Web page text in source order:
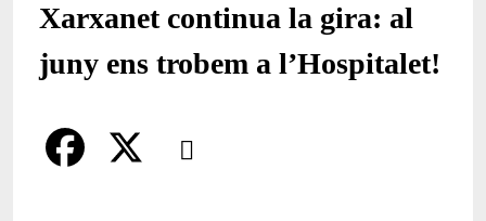
Xarxanet continua la gira: al
juny ens trobem a l’Hospitalet!
Comparteix